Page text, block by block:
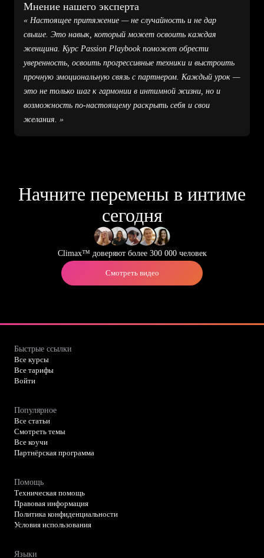
Мнение нашего эксперта
« Настоящее притяжение — не случайность и не дар
свыше. Это навык, который может освоить каждая
женщина. Курс Passion Playbook поможет обрести
уверенность, освоить прогрессивные техники и выстроить
прочную эмоциональную связь с партнером. Каждый урок —
это не только шаг к гармонии в интимной жизни, но и
возможность по-настоящему раскрыть себя и свои
желания. »
Начните перемены в интиме
сегодня
Climax™ доверяют более 300 000 человек
Смотреть видео
Быстрые ссылки
Все курсы
Все тарифы
Войти
Популярное
Все статьи
Смотреть темы
Все коучи
Партнёрская программа
Помощь
Техническая помощь
Правовая информация
Политика конфиденциальности
Условия использования
Языки